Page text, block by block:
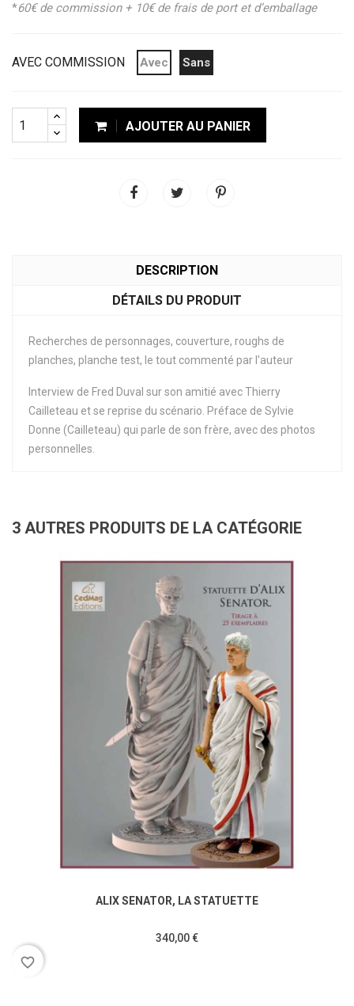
*60€ de commission + 10€ de frais de port et d’emballage
AVEC COMMISSION Avec Sans
AJOUTER AU PANIER
DESCRIPTION
DÉTAILS DU PRODUIT
Recherches de personnages, couverture, roughs de
planches, planche test, le tout commenté par l'auteur
Interview de Fred Duval sur son amitié avec Thierry
Cailleteau et se reprise du scénario. Préface de Sylvie
Donne (Cailleteau) qui parle de son frère, avec des photos
personnelles.
3 AUTRES PRODUITS DE LA CATÉGORIE
ALIX SENATOR, LA STATUETTE
340,00 €
favorite_border